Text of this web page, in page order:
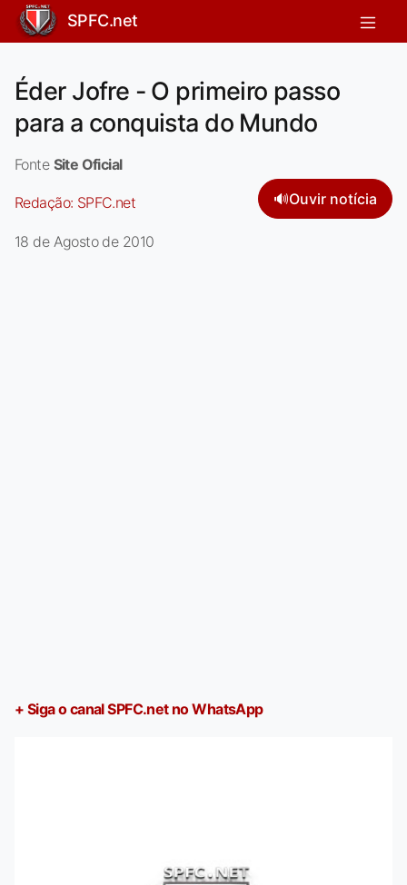
SPFC.net
Éder Jofre - O primeiro passo
para a conquista do Mundo
Fonte Site Oficial
Redação: SPFC.net 🔊Ouvir notícia
18 de Agosto de 2010
+ Siga o canal SPFC.net no WhatsApp